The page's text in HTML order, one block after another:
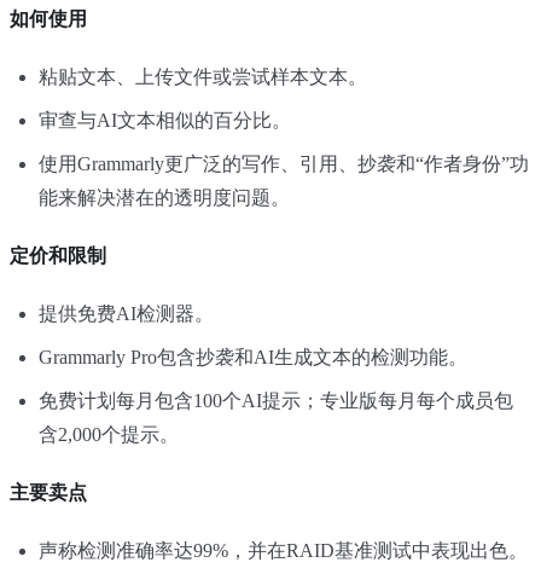
如何使用
粘贴文本、上传文件或尝试样本文本。
审查与AI文本相似的百分比。
使用Grammarly更广泛的写作、引用、抄袭和“作者身份”功
能来解决潜在的透明度问题。
定价和限制
提供免费AI检测器。
Grammarly Pro包含抄袭和AI生成文本的检测功能。
免费计划每月包含100个AI提示；专业版每月每个成员包
含2,000个提示。
主要卖点
声称检测准确率达99%，并在RAID基准测试中表现出色。